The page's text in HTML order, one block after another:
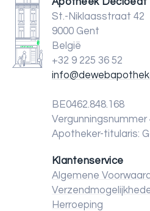
St.-Niklaasstraat 42
9000 Gent
België
+32 9 225 36 52
BE0462.848.168
Vergunningsnummer
Apotheker-titularis:
Klantenservice
Algemene
Herroeping